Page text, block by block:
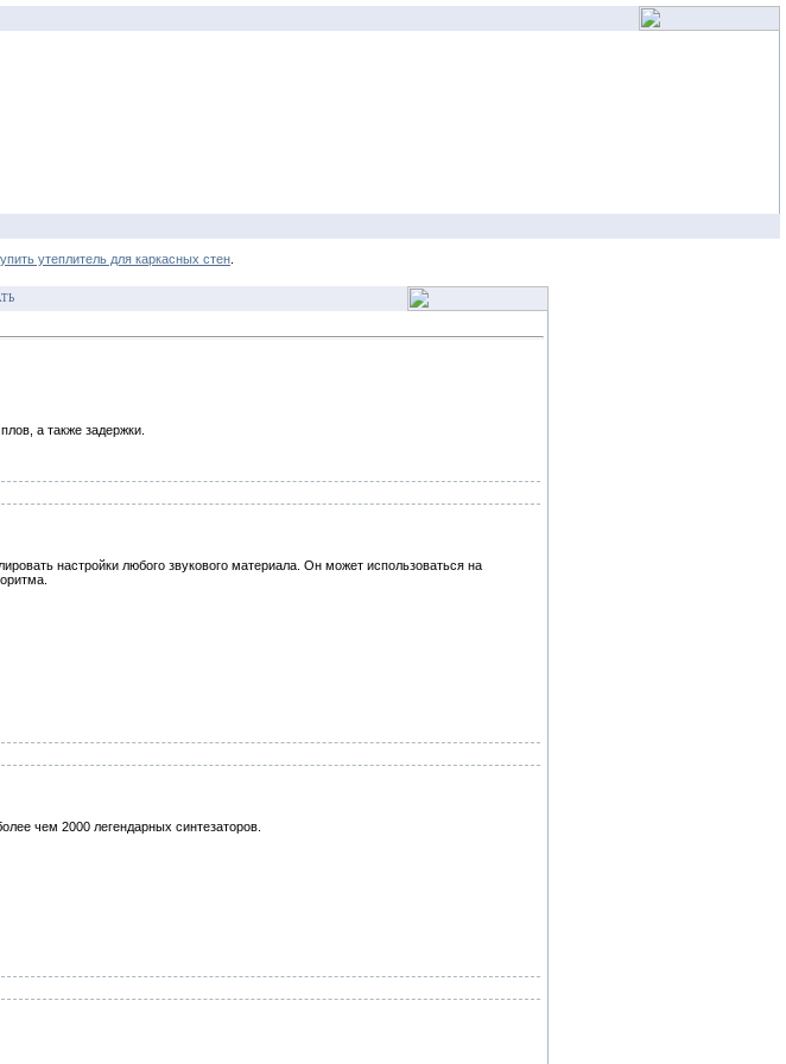
утеплитель для каркасных стен
а также задержки.
настройки любого звукового материала. Он может использоваться на
чем 2000 легендарных синтезаторов.